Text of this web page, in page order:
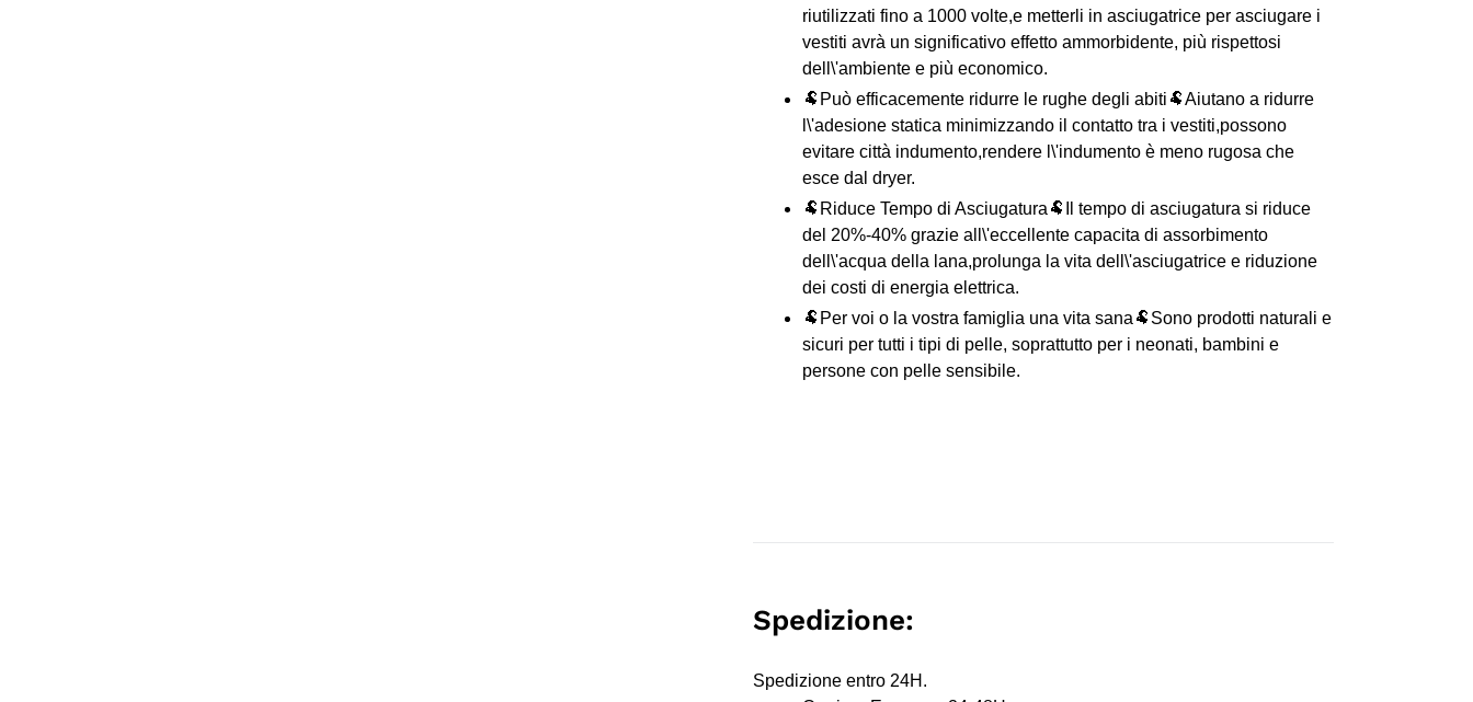
riutilizzati fino a 1000 volte,e metterli in asciugatrice per asciugare i
vestiti avrà un significativo effetto ammorbidente, più rispettosi
dell\'ambiente e più economico.
🐏Può efficacemente ridurre le rughe degli abiti🐏Aiutano a ridurre
l\'adesione statica minimizzando il contatto tra i vestiti,possono
evitare città indumento,rendere l\'indumento è meno rugosa che
esce dal dryer.
🐏Riduce Tempo di Asciugatura🐏Il tempo di asciugatura si riduce
del 20%-40% grazie all\'eccellente capacita di assorbimento
dell\'acqua della lana,prolunga la vita dell\'asciugatrice e riduzione
dei costi di energia elettrica.
🐏Per voi o la vostra famiglia una vita sana🐏Sono prodotti naturali e
sicuri per tutti i tipi di pelle, soprattutto per i neonati, bambini e
persone con pelle sensibile.
Spedizione:
Spedizione entro 24H.